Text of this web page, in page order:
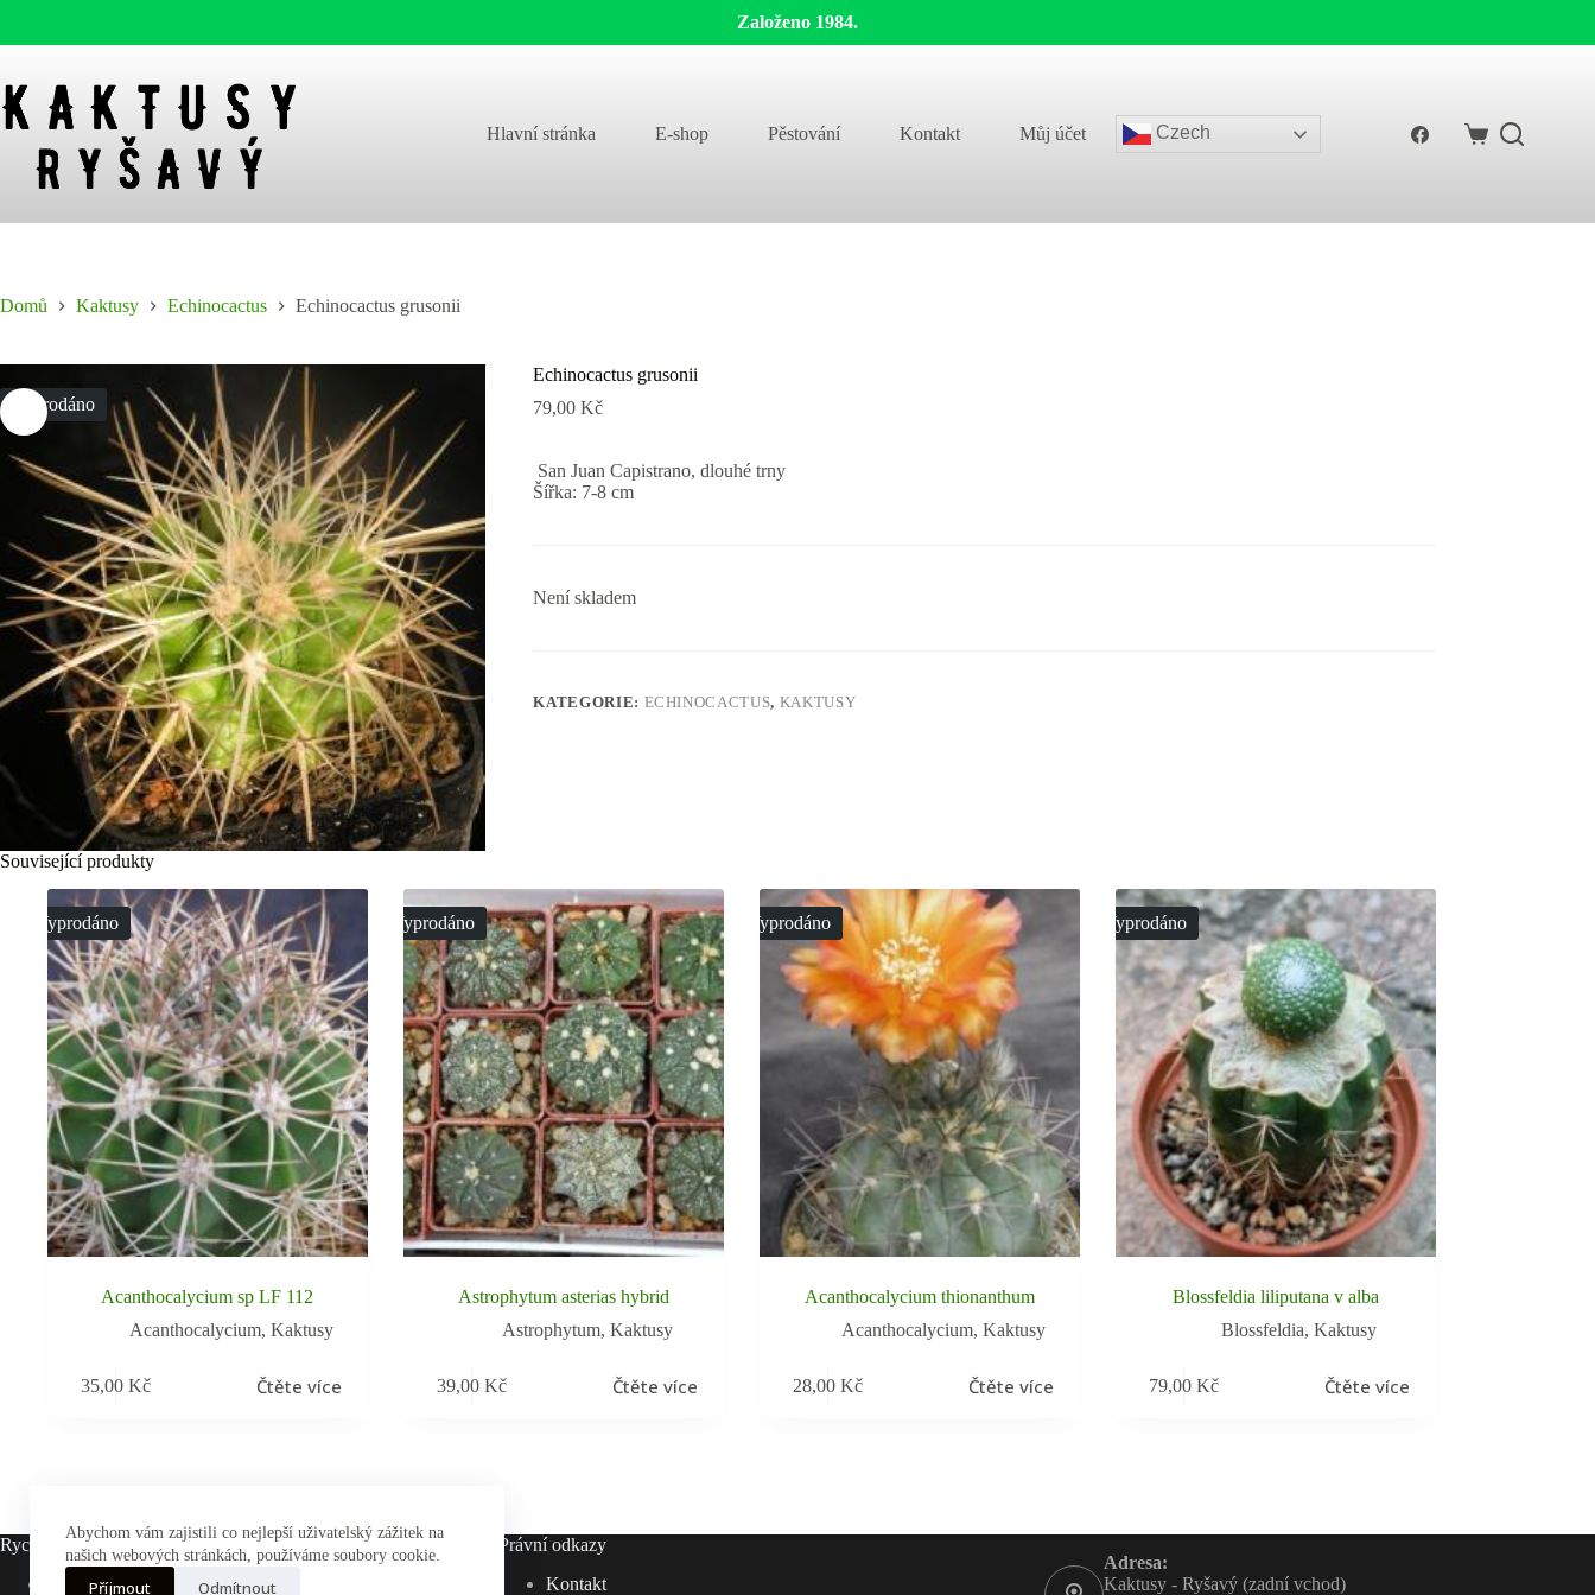
Založeno 1984.
content
Abychom vám zajistili co nejlepší uživatelský zážitek na
našich webových stránkách, používáme soubory cookie.
Příjmout Odmítnout
Hlavní stránka E-shop Pěstování Kontakt Můj účet Czech
Shopping
Domů Kaktusy Echinocactus Echinocactus grusonii
Vyprodáno
Echinocactus grusonii
79,00Kč
San Juan Capistrano, dlouhé trny
Šířka: 7-8 cm
Není skladem
KATEGORIE: ECHINOCACTUS, KAKTUSY
Související produkty
Vyprodáno
Acanthocalycium sp LF 112
Acanthocalycium, Kaktusy
35,00 Kč Čtěte více
Vyprodáno
Astrophytum asterias hybrid
Astrophytum, Kaktusy
39,00 Kč Čtěte více
Vyprodáno
Acanthocalycium thionanthum
Acanthocalycium, Kaktusy
28,00 Kč Čtěte více
Vyprodáno
Blossfeldia liliputana v alba
Blossfeldia,Kaktusy
79,00 Kč Čtěte více
Rychlé odkazy
Hlavní stránka
Právní odkazy
Kontakt
Adresa:
Kaktusy - Ryšavý (zadní vchod)